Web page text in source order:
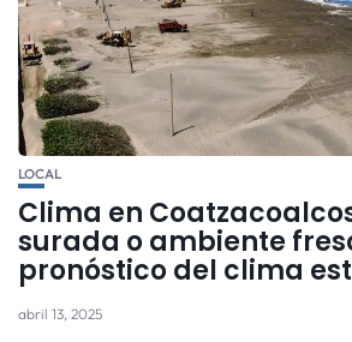
LOCAL
Clima en
surada o ambiente
pronóstico del clima
abril 13, 2025